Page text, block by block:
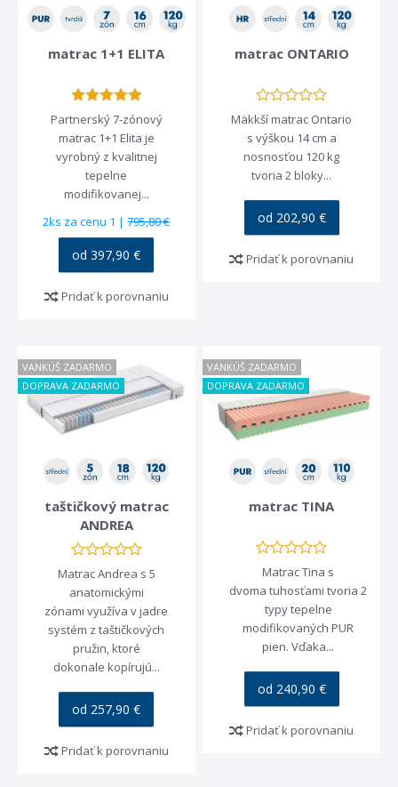
matrac 1+1 ELITA
Partnerský 7-zónový
matrac 1+1 Elita je
vyrobný z kvalitnej
tepelne
modifikovanej...
2ks za cenu 1 |795,80 €
od 397,90 €
Pridať k porovnaniu
matrac ONTARIO
Mäkkší matrac Ontario
s výškou 14 cm a
nosnosťou 120 kg
tvoria 2 bloky...
od 202,90 €
Pridať k porovnaniu
VANKÚŠ ZADARMO
DOPRAVA ZADARMO
taštičkový matrac
ANDREA
Matrac Andrea s 5
anatomickými
zónami využíva v jadre
systém z taštičkových
pružin, ktoré
dokonale kopírujú...
od 257,90 €
Pridať k porovnaniu
VANKÚŠ ZADARMO
DOPRAVA ZADARMO
matrac TINA
Matrac Tina s
dvoma tuhosťami tvoria 2
typy tepelne
modifikovaných PUR
pien. Vďaka...
od 240,90 €
Pridať k porovnaniu